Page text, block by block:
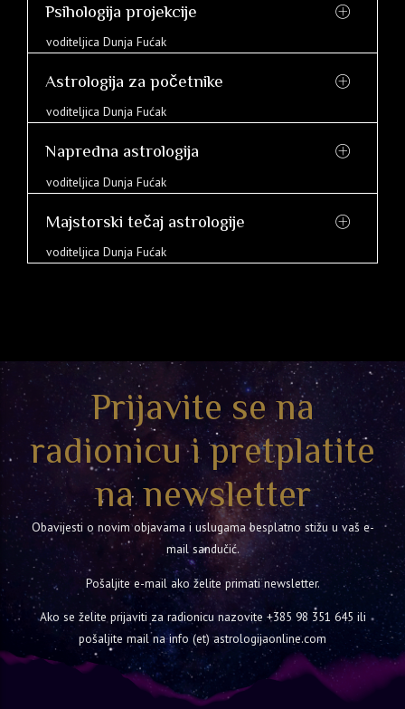
Psihologija projekcije
voditeljica Dunja Fućak
Astrologija za početnike
voditeljica Dunja Fućak
Napredna astrologija
voditeljica Dunja Fućak
Majstorski tečaj astrologije
voditeljica Dunja Fućak
Prijavite se na
radionicu i pretplatite
na newsletter
Obavijesti o novim objavama i uslugama besplatno stižu u vaš e-
mail sandučić.
Pošaljite e-mail ako želite primati newsletter.
Ako se želite prijaviti za radionicu nazovite +385 98 351 645 ili
pošaljite mail na info (et) astrologijaonline.com